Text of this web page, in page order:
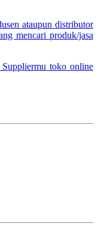
ataupun distributor
mencari produk/jasa
toko online